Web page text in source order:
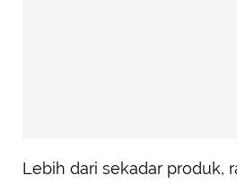
Lebih dari sekadar produk,